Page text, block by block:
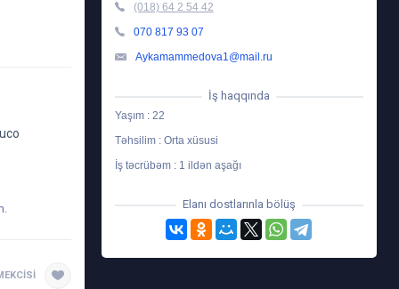
(018) 64 2 54 42
070 817 93 07
Aykamammedova1@mail.ru
İş haqqında
Yaşım : 22
Təhsilim : Orta xüsusi
İş təcrübəm : 1 ildən aşağı
Elanı dostlarınla bölüş